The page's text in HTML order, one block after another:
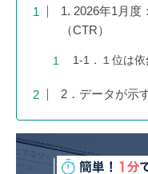
1. 2026年1月度
（CTR）
1-1．１位は
2．データが示